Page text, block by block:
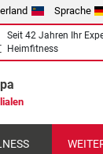
Sprache
Seit 42 Jahren Ihr
Heimfitness